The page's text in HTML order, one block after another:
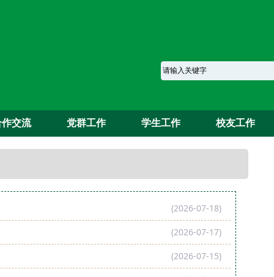
作交流 党群工作 学生工作 校友工作
(2026-07-18)
(2026-07-17)
(2026-07-15)